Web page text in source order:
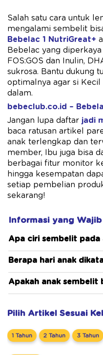
Salah satu cara untuk
mengalami sembelit
Bebelac 1 NutriGreat+
Bebelac yang
FOS:GOS dan Inulin,
sukrosa. Bantu dukung
optimalnya agar si
dalam.
bebeclub.co.id –
Jangan lupa daftar jadi
baca ratusan artikel
anak terlengkap dan
member, Ibu juga bisa
berbagai fitur monitor
hingga kesempatan
setiap pembelian
sekarang!
Informasi yang
Apa ciri sembelit pada
Berapa hari anak
Apakah anak sembelit
Pilih Artikel Sesuai
1 Tahun 2 Tahun 3 Tahun